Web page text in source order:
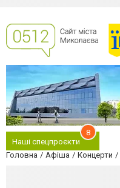
Наші спецпроєкти
8
Головна Афіша Концерти